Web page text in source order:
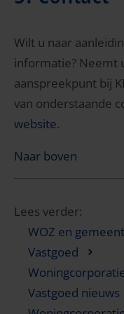
Wilt u naar
informatie? Neemt
aanspreekpunt bij
van onderstaande
website.
Naar boven
Lees verder:
WOZ en
Vastgoed
Vastgoed nieuws